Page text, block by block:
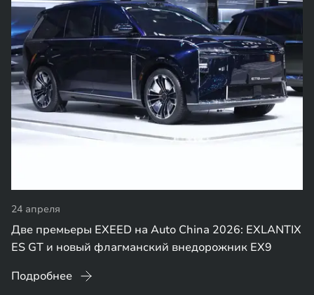
24 апреля
Две премьеры EXEED на Auto China 2026: EXLANTIX
ES GT и новый флагманский внедорожник EX9
Подробнее